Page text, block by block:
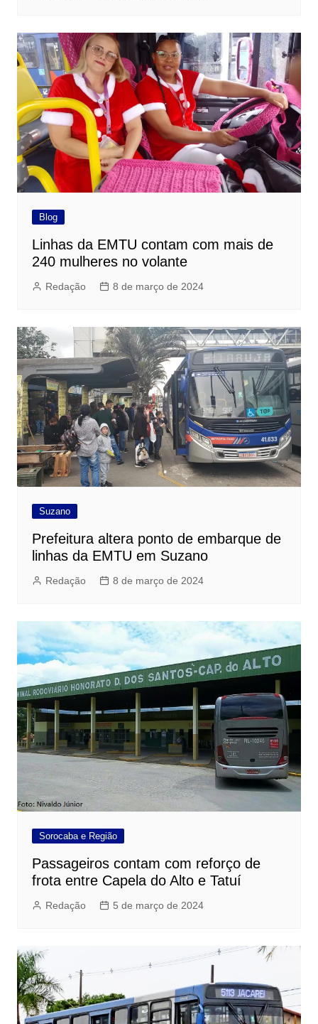
Blog
Linhas da EMTU contam com mais de
240 mulheres no volante
Redação 8 de março de 2024
Suzano
Prefeitura altera ponto de embarque de
linhas da EMTU em Suzano
Redação 8 de março de 2024
Sorocaba e Região
Passageiros contam com reforço de
frota entre Capela do Alto e Tatuí
Redação 5 de março de 2024